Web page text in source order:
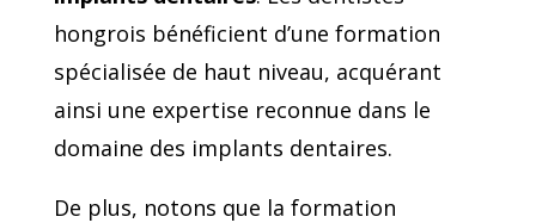
hongrois bénéficient d’une formation
spécialisée de haut niveau, acquérant
ainsi une expertise reconnue dans le
domaine des implants dentaires.
De plus, notons que la formation